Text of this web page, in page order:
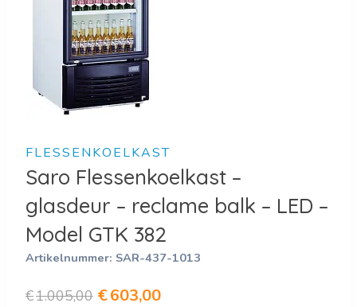
FLESSENKOELKAST
Saro Flessenkoelkast –
glasdeur – reclame balk – LED –
Model GTK 382
Artikelnummer: SAR-437-1013
€1.005,00 Oorspronkelijke
€603,00Huidige